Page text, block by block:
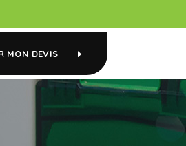
MON DEVIS